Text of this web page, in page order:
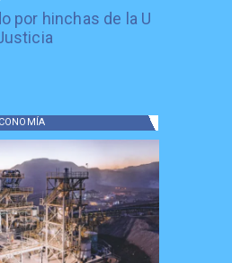
por hinchas de la U